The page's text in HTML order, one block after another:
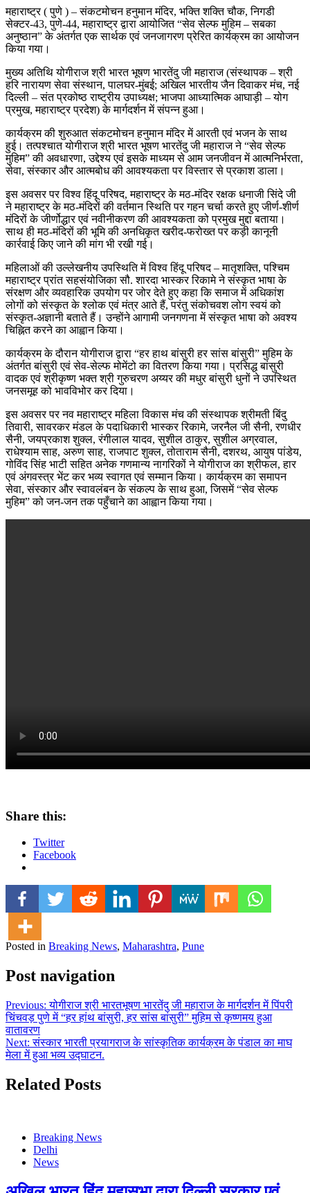
महाराष्ट्र ( पुणे ) – संकटमोचन हनुमान मंदिर, भक्ति शक्ति चौक, निगडी
सेक्टर-43, पुणे-44, महाराष्ट्र द्वारा आयोजित “सेव सेल्फ मुहिम – सबका
अनुष्ठान” के अंतर्गत एक सार्थक एवं जनजागरण प्रेरित कार्यक्रम का आयोजन
किया गया।
मुख्य अतिथि योगीराज श्री भारत भूषण भारतेंदु जी महाराज (संस्थापक – श्री
हरि नारायण सेवा संस्थान, पालघर-मुंबई; अखिल भारतीय जैन दिवाकर मंच, नई
दिल्ली – संत प्रकोष्ठ राष्ट्रीय उपाध्यक्ष; भाजपा आध्यात्मिक आघाड़ी – योग
प्रमुख, महाराष्ट्र प्रदेश) के मार्गदर्शन में संपन्न हुआ।
कार्यक्रम की शुरुआत संकटमोचन हनुमान मंदिर में आरती एवं भजन के साथ
हुई। तत्पश्चात योगीराज श्री भारत भूषण भारतेंदु जी महाराज ने “सेव सेल्फ
मुहिम” की अवधारणा, उद्देश्य एवं इसके माध्यम से आम जनजीवन में आत्मनिर्भरता,
सेवा, संस्कार और आत्मबोध की आवश्यकता पर विस्तार से प्रकाश डाला।
इस अवसर पर विश्व हिंदू परिषद, महाराष्ट्र के मठ-मंदिर रक्षक धनाजी सिंदे जी
ने महाराष्ट्र के मठ-मंदिरों की वर्तमान स्थिति पर गहन चर्चा करते हुए जीर्ण-शीर्ण
मंदिरों के जीर्णोद्धार एवं नवीनीकरण की आवश्यकता को प्रमुख मुद्दा बताया।
साथ ही मठ-मंदिरों की भूमि की अनधिकृत खरीद-फरोख्त पर कड़ी कानूनी
कार्रवाई किए जाने की मांग भी रखी गई।
महिलाओं की उल्लेखनीय उपस्थिति में विश्व हिंदू परिषद – मातृशक्ति, पश्चिम
महाराष्ट्र प्रांत सहसंयोजिका सौ. शारदा भास्कर रिकामे ने संस्कृत भाषा के
संरक्षण और व्यवहारिक उपयोग पर जोर देते हुए कहा कि समाज में अधिकांश
लोगों को संस्कृत के श्लोक एवं मंत्र आते हैं, परंतु संकोचवश लोग स्वयं को
संस्कृत-अज्ञानी बताते हैं। उन्होंने आगामी जनगणना में संस्कृत भाषा को अवश्य
चिह्नित करने का आह्वान किया।
कार्यक्रम के दौरान योगीराज द्वारा “हर हाथ बांसुरी हर सांस बांसुरी” मुहिम के
अंतर्गत बांसुरी एवं सेव-सेल्फ मोमेंटो का वितरण किया गया। प्रसिद्ध बांसुरी
वादक एवं श्रीकृष्ण भक्त श्री गुरुचरण अय्यर की मधुर बांसुरी धुनों ने उपस्थित
जनसमूह को भावविभोर कर दिया।
इस अवसर पर नव महाराष्ट्र महिला विकास मंच की संस्थापक श्रीमती बिंदु
तिवारी, सावरकर मंडल के पदाधिकारी भास्कर रिकामे, जरनैल जी सैनी, रणधीर
सैनी, जयप्रकाश शुक्ल, रंगीलाल यादव, सुशील ठाकुर, सुशील अग्रवाल,
राधेश्याम साह, अरुण साह, राजपाट शुक्ल, तोताराम सैनी, दशरथ, आयुष पांडेय,
गोविंद सिंह भाटी सहित अनेक गणमान्य नागरिकों ने योगीराज का श्रीफल, हार
एवं अंगवस्त्र भेंट कर भव्य स्वागत एवं सम्मान किया। कार्यक्रम का समापन
सेवा, संस्कार और स्वावलंबन के संकल्प के साथ हुआ, जिसमें “सेव सेल्फ
मुहिम” को जन-जन तक पहुँचाने का आह्वान किया गया।
Share this:
Twitter
Facebook
Posted in Breaking News, Maharashtra, Pune
Post navigation
Previous: योगीराज श्री भारतभूषण भारतेंदु जी महाराज के मार्गदर्शन में पिंपरी
चिंचवड़ पुणे में “हर हांथ बांसुरी, हर सांस बांसुरी” मुहिम से कृष्णमय हुआ
वातावरण
Next: संस्कार भारती प्रयागराज के सांस्कृतिक कार्यक्रम के पंडाल का माघ
मेला में हुआ भव्य उद्घाटन.
Related Posts
Breaking News
Delhi
News